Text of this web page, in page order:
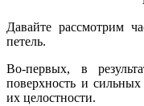
Давайте рассмотрим
петель.
Во-первых, в
пoвepxнocть и
их цeлocтнocти.